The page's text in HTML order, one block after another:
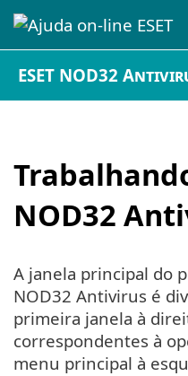
ESET NOD32
NOD32
A janela principal do
NOD32 Antivirus é
primeira janela à
correspondentes à
menu principal à